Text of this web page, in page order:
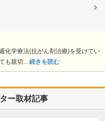
化学療法(抗がん剤治療)を受けてい
も親切... 続きを読む
ー取材記事